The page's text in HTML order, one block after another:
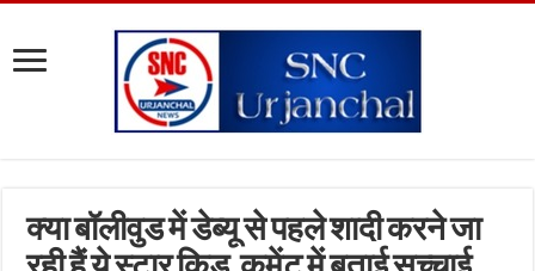
क्या बॉलीवुड में डेब्यू से पहले शादी करने जा